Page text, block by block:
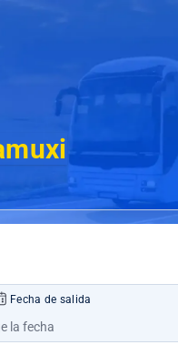
Fecha de salida